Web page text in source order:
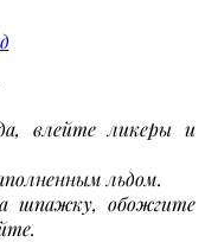
влейте ликеры и
льдом.
шпажку, обожгите